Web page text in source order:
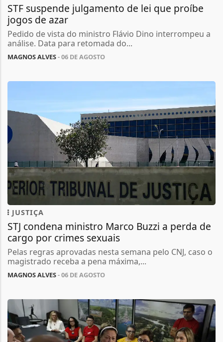
STF suspende julgamento de lei que proíbe
jogos de azar
Pedido de vista do ministro Flávio Dino interrompeu a
análise. Data para retomada do...
MAGNOS ALVES- 06 DE AGOSTO
JUSTIÇA
STJ condena ministro Marco Buzzi a perda de
cargo por crimes sexuais
Pelas regras aprovadas nesta semana pelo CNJ, caso o
magistrado receba a pena máxima,...
MAGNOS ALVES- 06 DE AGOSTO